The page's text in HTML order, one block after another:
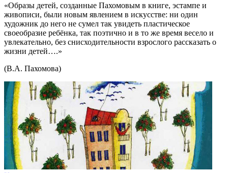
«Образы детей, созданные Пахомовым в книге, эстампе и
живописи, были новым явлением в искусстве: ни один
художник до него не сумел так увидеть пластическое
своеобразие ребёнка, так поэтично и в то же время весело и
увлекательно, без снисходительности взрослого рассказать о
жизни детей….»
(В.А. Пахомова)